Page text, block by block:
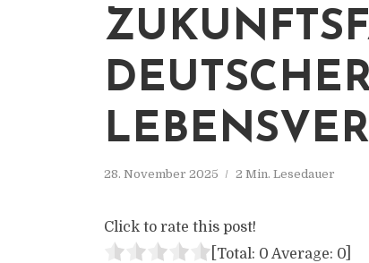
EUTSCHER
28. November 2025 2 Min. Lesedauer
Click to rate this post!
[Total: 0 Average: 0